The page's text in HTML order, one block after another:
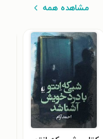
مشاهده همه